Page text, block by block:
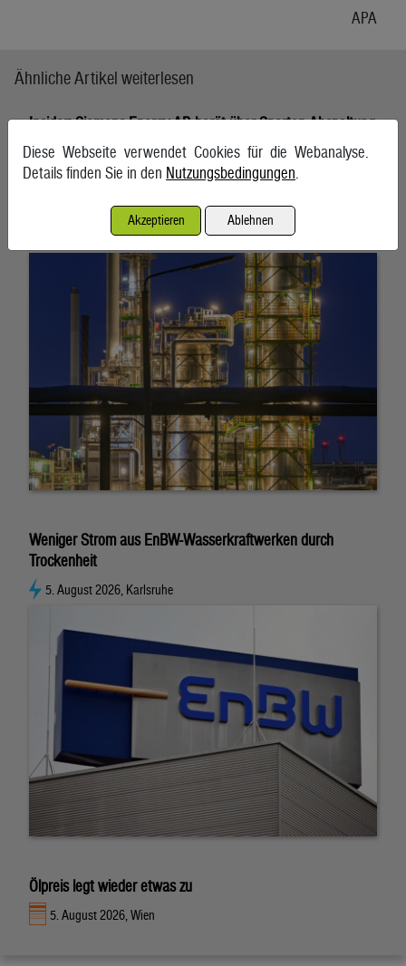
APA
Ähnliche Artikel weiterlesen
Insider: Siemens-Energy-AR berät über Sparten-Abspaltung
5. August 2026, München
Deutsche Raffinerien üben Kritik an Kartellamt-Abfragen
5. August 2026, Berlin
Weniger Strom aus EnBW-Wasserkraftwerken durch
Trockenheit
5. August 2026, Karlsruhe
Ölpreis legt wieder etwas zu
5. August 2026, Wien
Diese Webseite verwendet Cookies für die Webanalyse.
Details finden Sie in den Nutzungsbedingungen.
Akzeptieren Ablehnen